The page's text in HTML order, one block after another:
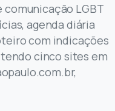
comunicação LGBT
agenda diária
com indicações
tendo cinco sites em